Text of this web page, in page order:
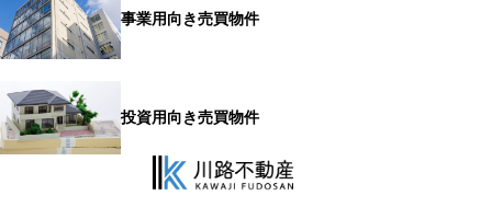
事業用向き売買物件
投資用向き売買物件